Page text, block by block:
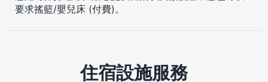
要求搖籃/嬰兒床 (付費)。
住宿設施服務